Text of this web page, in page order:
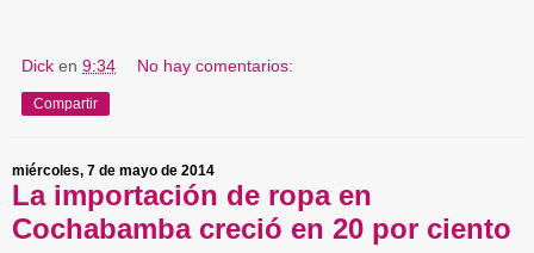
Dick en 9:34 No hay comentarios:
Compartir
miércoles, 7 de mayo de 2014
La importación de ropa en
Cochabamba creció en 20 por ciento